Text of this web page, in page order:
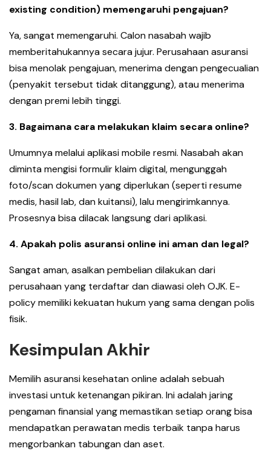
existing condition) memengaruhi pengajuan?
Ya, sangat memengaruhi. Calon nasabah wajib
memberitahukannya secara jujur. Perusahaan asuransi
bisa menolak pengajuan, menerima dengan pengecualian
(penyakit tersebut tidak ditanggung), atau menerima
dengan premi lebih tinggi.
3. Bagaimana cara melakukan klaim secara online?
Umumnya melalui aplikasi mobile resmi. Nasabah akan
diminta mengisi formulir klaim digital, mengunggah
foto/scan dokumen yang diperlukan (seperti resume
medis, hasil lab, dan kuitansi), lalu mengirimkannya.
Prosesnya bisa dilacak langsung dari aplikasi.
4. Apakah polis asuransi online ini aman dan legal?
Sangat aman, asalkan pembelian dilakukan dari
perusahaan yang terdaftar dan diawasi oleh OJK. E-
policy memiliki kekuatan hukum yang sama dengan polis
fisik.
Kesimpulan Akhir
Memilih asuransi kesehatan online adalah sebuah
investasi untuk ketenangan pikiran. Ini adalah jaring
pengaman finansial yang memastikan setiap orang bisa
mendapatkan perawatan medis terbaik tanpa harus
mengorbankan tabungan dan aset.